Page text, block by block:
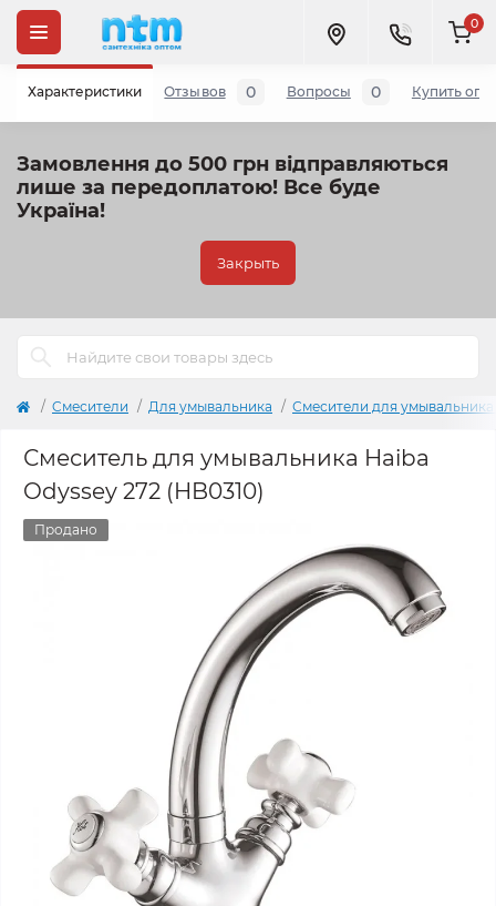
Замовлення до 500 грн відправляються
лише за передоплатою! Все буде
Україна!
Закрыть
0
Cмесители Для умывальника Смесители для
Смеситель для умывальника Haiba
Odyssey 272 (HB0310)
Продано
Характеристики Отзывов 0 Вопросы 0 Купить